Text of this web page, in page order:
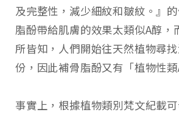
及完整性，減少細紋和皺紋。』
脂酚帶給肌膚的效果太類似A醇，
所皆知，人們開始往天然植物尋
份，因此補骨脂酚又有「植物性
事實上，根據植物類別梵文紀載